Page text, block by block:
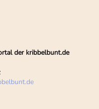
der kribbelbunt.de